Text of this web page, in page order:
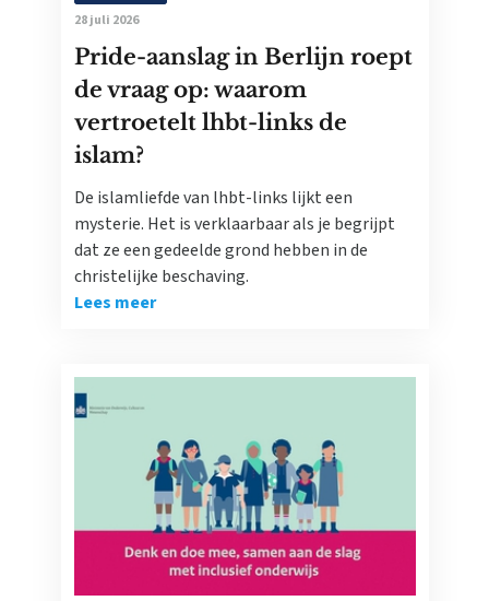
28 juli 2026
Pride-aanslag in Berlijn roept
de vraag op: waarom
vertroetelt lhbt-links de
islam?
De islamliefde van lhbt-links lijkt een
mysterie. Het is verklaarbaar als je begrijpt
dat ze een gedeelde grond hebben in de
christelijke beschaving.
Lees meer